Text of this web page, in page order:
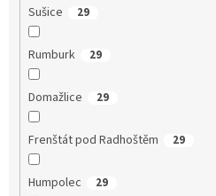
Sušice 29
Rumburk 29
Domažlice 29
Frenštát pod Radhoštěm 29
Humpolec 29